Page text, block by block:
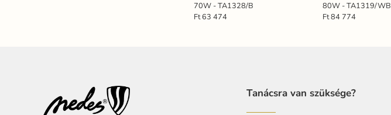
70W - TA1328/B
Ft 63 474
80W - TA1319/WB
Ft 84 774
Tanácsra van szüksége?